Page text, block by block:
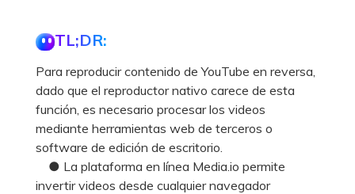
TL;DR:
Para reproducir contenido de YouTube en reversa,
dado que el reproductor nativo carece de esta
función, es necesario procesar los videos
mediante herramientas web de terceros o
software de edición de escritorio.
● La plataforma en línea Media.io permite
invertir videos desde cualquier navegador